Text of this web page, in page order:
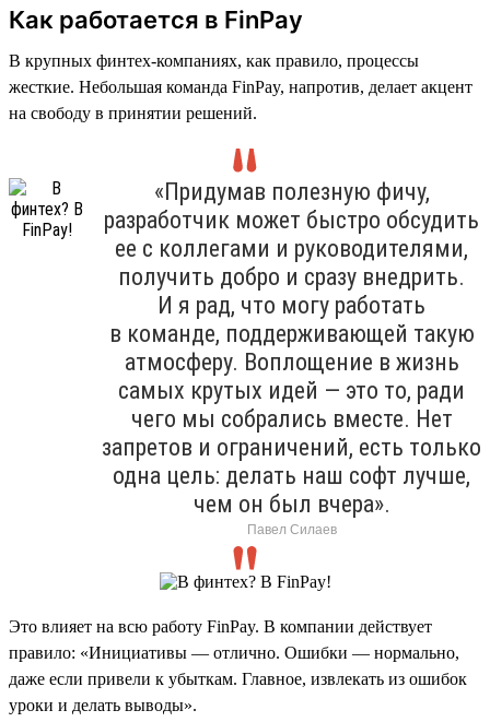
Как работается в FinPay
В крупных финтех-компаниях, как правило, процессы
жесткие. Небольшая команда FinPay, напротив, делает акцент
на свободу в принятии решений.
«Придумав полезную фичу,
разработчик может быстро обсудить
ее с коллегами и руководителями,
получить добро и сразу внедрить.
И я рад, что могу работать
в команде, поддерживающей такую
атмосферу. Воплощение в жизнь
самых крутых идей — это то, ради
чего мы собрались вместе. Нет
запретов и ограничений, есть только
одна цель: делать наш софт лучше,
чем он был вчера».
Павел Силаев
Это влияет на всю работу FinPay. В компании действует
правило: «Инициативы — отлично. Ошибки — нормально,
даже если привели к убыткам. Главное, извлекать из ошибок
уроки и делать выводы».